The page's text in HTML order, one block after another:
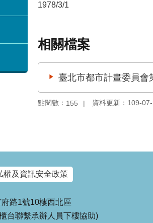
1978/3/1
相關檔案
臺北市都市計畫委員會
點閱數： 155 資料更新：109-
權及資訊安全政策
路1號10樓西北區
台聯繫承辦人員下樓協助)